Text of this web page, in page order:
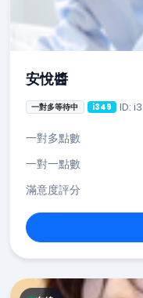
安悅醬
一對多等待中 i349 ID:
一對多點數
一對一點數
滿意度評分